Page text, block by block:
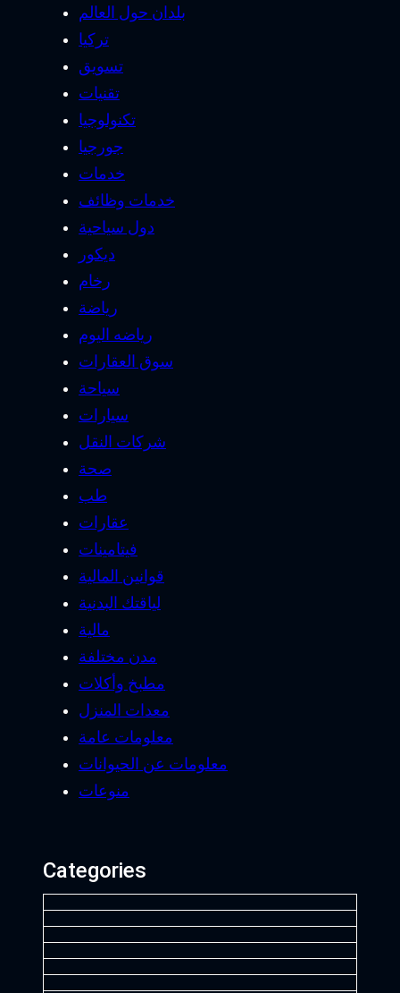
بلدان حول العالم
تركيا
تسويق
تقنيات
تكنولوجيا
جورجيا
خدمات
خدمات وظائف
دول سياحية
ديكور
رخام
رياضة
رياضه اليوم
سوق العقارات
سياحة
سيارات
شركات النقل
صحة
طب
عقارات
فيتامينات
قوانين المالية
لياقتك البدنية
مالية
مدن مختلفة
مطبخ وأكلات
معدات المنزل
معلومات عامة
معلومات عن الحيوانات
منوعات
Categories